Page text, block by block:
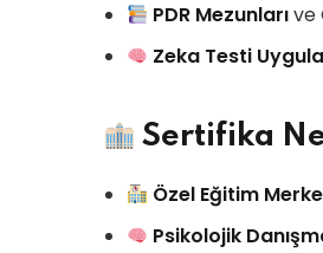
PDR Mezunlarıve
Zeka Testi
Sertifika
Özel Eğitim
Psikolojik